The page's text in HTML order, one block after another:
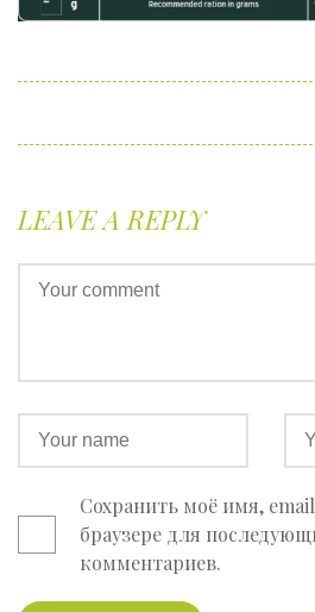
LEAVE A REPLY
Сохранить моё имя,
браузере для
комментариев.